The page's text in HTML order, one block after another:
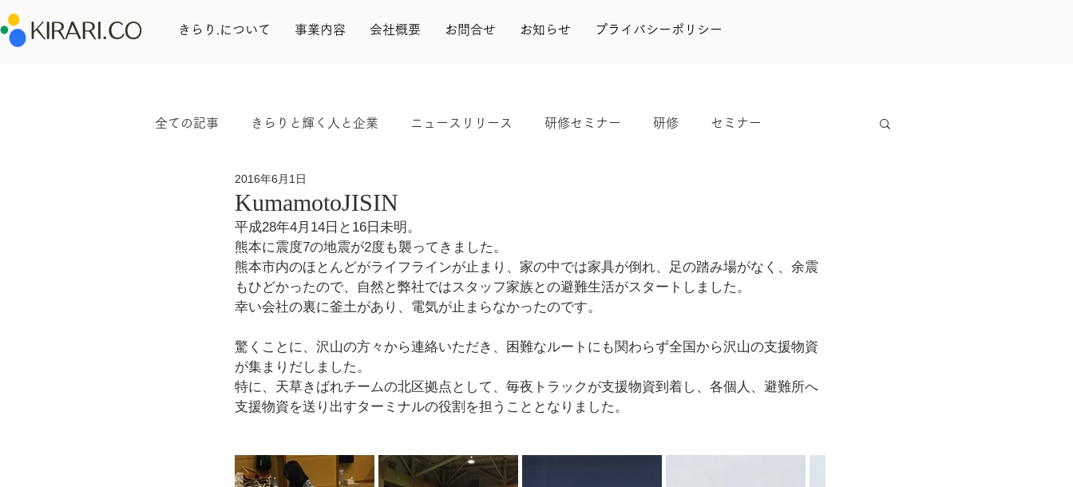
きらり.について 事業内容 会社概要 お問合せ お知らせ プライバシーポリシー
全ての記事 きらりと輝く人と企業 ニュースリリース 研修セミナー 研修 セミナー
ワークライフバランス
KumamotoJISIN
2016年6月1日
平成28年4月14日と16日未明。
熊本に震度7の地震が2度も襲ってきました。
熊本市内のほとんどがライフラインが止まり、家の中では家具が倒れ、足の踏み場がなく、余震
もひどかったので、自然と弊社ではスタッフ家族との避難生活がスタートしました。
幸い会社の裏に釜土があり、電気が止まらなかったのです。
驚くことに、沢山の方々から連絡いただき、困難なルートにも関わらず全国から沢山の支援物資
が集まりだしました。
特に、天草きばれチームの北区拠点として、毎夜トラックが支援物資到着し、各個人、避難所へ
支援物資を送り出すターミナルの役割を担うこととなりました。